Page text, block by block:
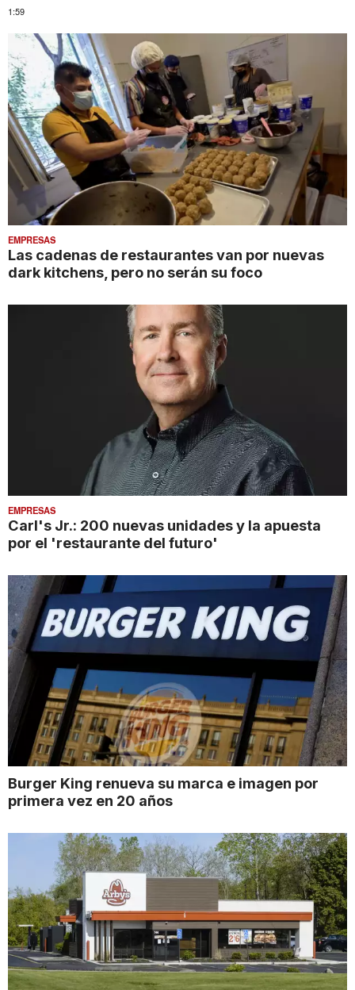
1:59
EMPRESAS
Las cadenas de restaurantes van por nuevas
dark kitchens, pero no serán su foco
EMPRESAS
Carl's Jr.: 200 nuevas unidades y la apuesta
por el 'restaurante del futuro'
Burger King renueva su marca e imagen por
primera vez en 20 años